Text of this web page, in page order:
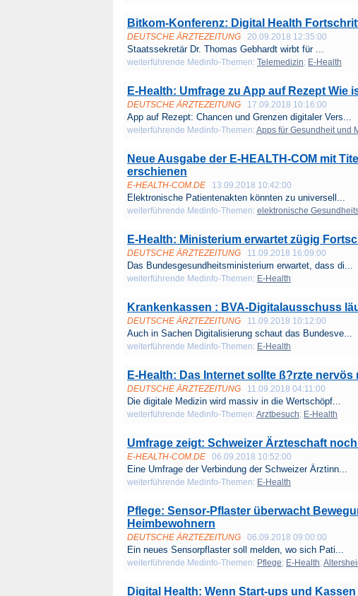
Bitkom-Konferenz: Digital Health
DEUTSCHE ÄRZTEZEITUNG 20.09.2018 12:35:00
Staatssekretär Dr. Thomas Gebhardt wirbt für ...
weiterführende Medinfo-Themen: Telemedizin; E-Health
E-Health: Umfrage zu App auf Rezept Wie
DEUTSCHE ÄRZTEZEITUNG 17.09.2018 10:16:00
App auf Rezept: Chancen und Grenzen digitaler Vers...
weiterführende Medinfo-Themen: Apps für Gesundheit und
Neue Ausgabe der E-HEALTH-COM mit
erschienen
E-HEALTH-COM.DE 13.09.2018 10:42:00
Elektronische Patientenakten könnten zu universell...
weiterführende Medinfo-Themen: elektronische
E-Health: Ministerium erwartet zügig
DEUTSCHE ÄRZTEZEITUNG 11.09.2018 16:09:00
Das Bundesgesundheitsministerium erwartet, dass di...
weiterführende Medinfo-Themen: E-Health
Krankenkassen : BVA-Digitalausschuss
DEUTSCHE ÄRZTEZEITUNG 11.09.2018 10:12:00
Auch in Sachen Digitalisierung schaut das Bundesve...
weiterführende Medinfo-Themen: E-Health
E-Health: Das Internet sollte ß?rzte nervös
DEUTSCHE ÄRZTEZEITUNG 11.09.2018 04:11:00
Die digitale Medizin wird massiv in die Wertschöpf...
weiterführende Medinfo-Themen: Arztbesuch; E-Health
Umfrage zeigt: Schweizer Ärzteschaft
E-HEALTH-COM.DE 06.09.2018 10:52:00
Eine Umfrage der Verbindung der Schweizer Ärztinn...
weiterführende Medinfo-Themen: E-Health
Pflege: Sensor-Pflaster überwacht
Heimbewohnern
DEUTSCHE ÄRZTEZEITUNG 06.09.2018 09:00:00
Ein neues Sensorpflaster soll melden, wo sich Pati...
weiterführende Medinfo-Themen: Pflege; E-Health;
Digital Health: Wenn Start-ups und